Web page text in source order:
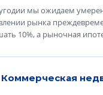
мы ожидаем
рынка
10%, а рыночная
Коммерческая